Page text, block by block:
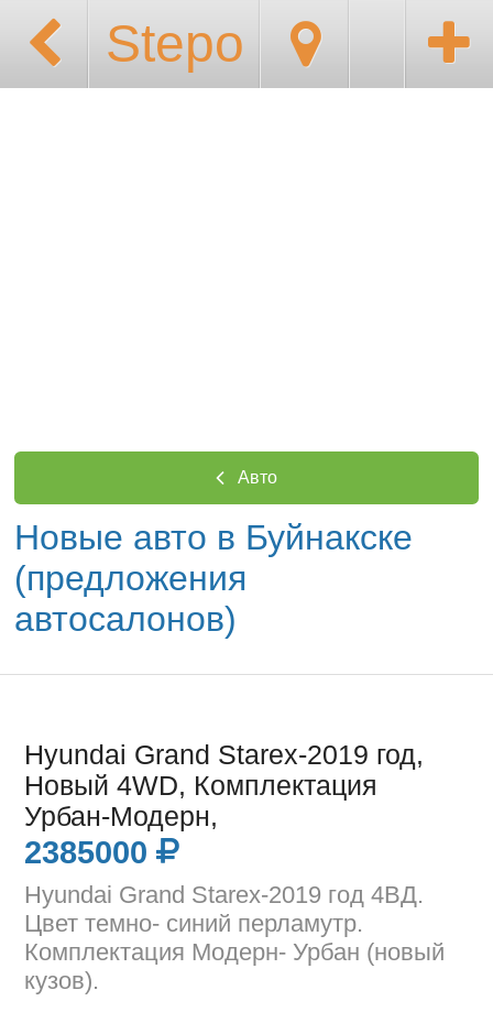
Stepo
Авто
Новые авто в Буйнакске
(предложения
автосалонов)
Hyundai Grand Starex-2019 год,
Новый 4WD, Комплектация
Урбан-Модерн,
2385000
Hyundai Grand Starex-2019 год 4ВД.
Цвет темно- синий перламутр.
Комплектация Модерн- Урбан (новый
кузов).